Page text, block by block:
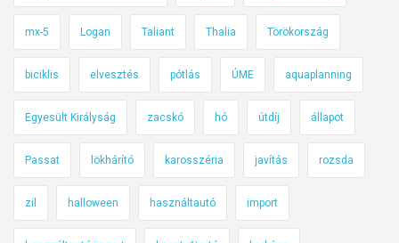
mx-5 Logan Taliant Thalia Törökország
biciklis elvesztés pótlás ÚME aquaplanning
Egyesült Királyság zacskó hó útdíj állapot
Passat lökhárító karosszéria javítás rozsda
zil halloween használtautó import